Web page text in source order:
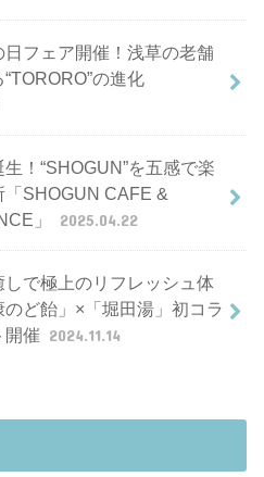
日フェア開催！浅草の老舗
の進化
！“SHOGUN”を五感で楽
「SHOGUN CAFE &
」
2025.04.22
しで極上のリフレッシュ体
ど飴」×「堀田湯」初コラ
開催 2024.11.14